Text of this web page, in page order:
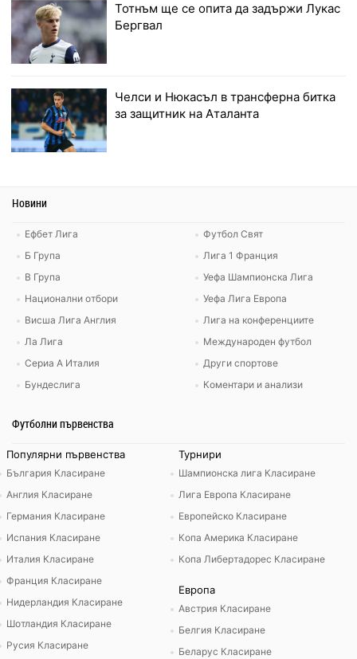
Тотнъм ще се опита да задържи Лукас
Бергвал
Челси и Нюкасъл в трансферна битка
за защитник на Аталанта
Новини
Ефбет Лига
Б Група
В Група
Национални отбори
Висша Лига Англия
Ла Лига
Сериа А Италия
Бундеслига
Футбол Свят
Лига 1 Франция
Уефа Шампионска Лига
Уефа Лига Европа
Лига на конференциите
Международен футбол
Други спортове
Коментари и анализи
Футболни първенства
Популярни първенства
България Класиране
Англия Класиране
Германия Класиране
Испания Класиране
Италия Класиране
Франция Класиране
Нидерландия Класиране
Шотландия Класиране
Русия Класиране
Турнири
Шампионска лига Класиране
Лига Европа Класиране
Европейско Класиране
Копа Америка Класиране
Копа Либертадорес Класиране
Европа
Австрия Класиране
Белгия Класиране
Беларус Класиране